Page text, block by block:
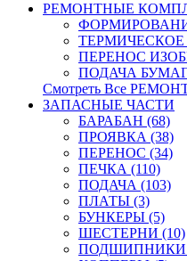
РЕМОНТНЫЕ
ТЕРМИЧЕСКОЕ
ПЕРЕНОС
ПОДАЧА
Смотреть Все
ЗАПАСНЫЕ ЧАСТИ
БАРАБАН (68)
ПРОЯВКА (38)
ПЕРЕНОС (34)
ПЕЧКА (110)
ПОДАЧА (103)
ПЛАТЫ (3)
БУНКЕРЫ (5)
ШЕСТЕРНИ (10)
ПОДШИПНИКИ